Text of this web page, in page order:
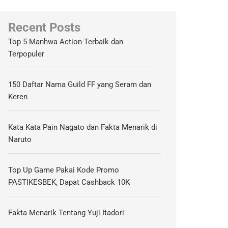
Recent Posts
Top 5 Manhwa Action Terbaik dan
Terpopuler
150 Daftar Nama Guild FF yang Seram dan
Keren
Kata Kata Pain Nagato dan Fakta Menarik di
Naruto
Top Up Game Pakai Kode Promo
PASTIKESBEK, Dapat Cashback 10K
Fakta Menarik Tentang Yuji Itadori